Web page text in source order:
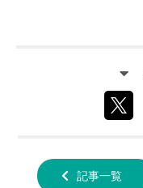
する
記事一覧